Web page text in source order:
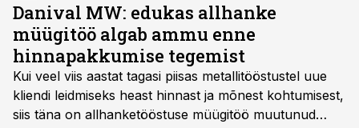
Danival MW: edukas allhanke
müügitöö algab ammu enne
hinnapakkumise tegemist
Kui veel viis aastat tagasi piisas metallitööstustel uue
kliendi leidmiseks heast hinnast ja mõnest kohtumisest,
siis täna on allhanketööstuse müügitöö muutunud